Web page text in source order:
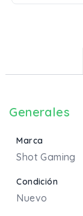
Generales
Marca
Shot Gaming
Condición
Nuevo